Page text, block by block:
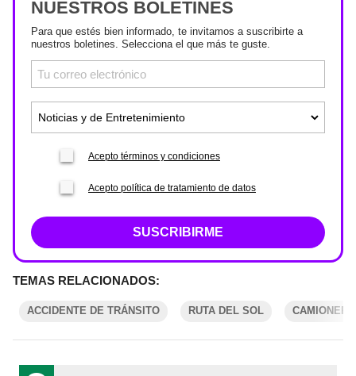
NUESTROS BOLETINES
Para que estés bien informado, te invitamos a suscribirte a
nuestros boletines. Selecciona el que más te guste.
Acepto términos y condiciones
Acepto política de tratamiento de datos
SUSCRIBIRME
TEMAS RELACIONADOS:
ACCIDENTE DE TRÁNSITO RUTA DEL SOL